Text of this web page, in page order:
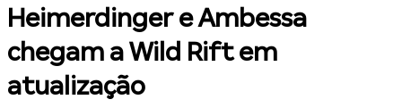
Heimerdinger e Ambessa
chegam a Wild Rift em
atualização